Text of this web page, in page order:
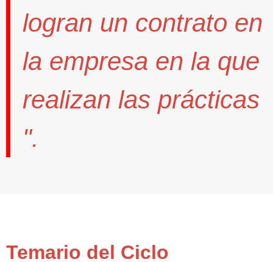
logran un contrato en
la empresa en la que
realizan las prácticas
".
Temario del Ciclo